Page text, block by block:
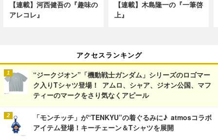
【連載】河西健吾の『趣味の
アレコレ』
【連載】木島隆一の『一筆啓
上』
アクセスランキング
“ジークジオン”「機動戦士ガンダム」シリーズのロゴマー
ク入りTシャツ登場！ アムロ、シャア、ジオン公国、マフ
ティーのマークをさり気なくアピール
「モンチッチ」が“TENKYU”の着ぐるみに♪ atmosコラボ
アイテム登場！キーチェーン＆Tシャツを展開